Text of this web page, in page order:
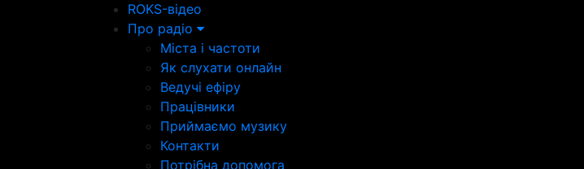
ROKS-відео
Про радіо
Міста і частоти
Як слухати онлайн
Ведучі ефіру
Працівники
Приймаємо музику
Контакти
Потрібна допомога